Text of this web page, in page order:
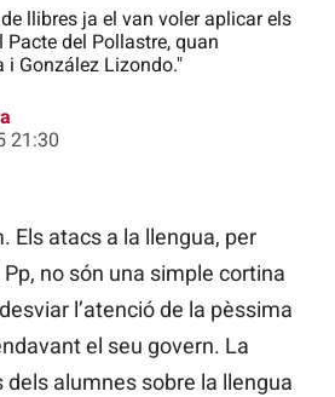
llibres ja el van voler aplicar els
Pacte del Pollastre, quan
i González Lizondo."
21:30
Els atacs a la llengua, per
no són una simple cortina
l’atenció de la pèssima
el seu govern. La
alumnes sobre la llengua